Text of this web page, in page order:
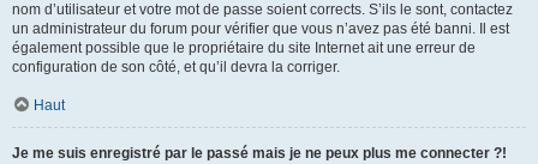
nom d’utilisateur et votre mot de passe soient corrects. S’ils le sont, contactez
un administrateur du forum pour vérifier que vous n’avez pas été banni. Il est
également possible que le propriétaire du site Internet ait une erreur de
configuration de son côté, et qu’il devra la corriger.
Haut
Je me suis enregistré par le passé mais je ne peux plus me connecter ?!